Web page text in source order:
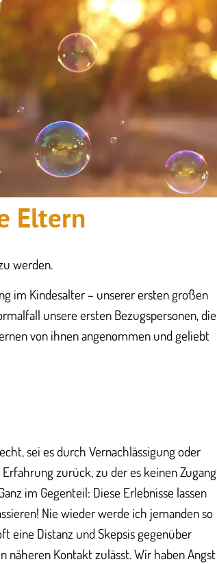
Eltern
werden.
im Kindesalter – unserer ersten großen
unsere ersten Bezugspersonen, die
von ihnen angenommen und geliebt
sei es durch Vernachlässigung oder
zurück, zu der es keinen Zugang
im Gegenteil: Diese Erlebnisse lassen
Nie wieder werde ich jemanden so
eine Distanz und Skepsis gegenüber
Kontakt zulässt. Wir haben Angst